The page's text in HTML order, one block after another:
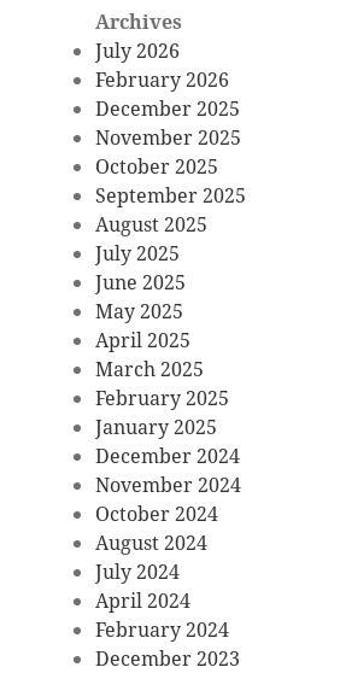
Archives
July 2026
February 2026
December 2025
November 2025
October 2025
September 2025
August 2025
July 2025
June 2025
May 2025
April 2025
March 2025
February 2025
January 2025
December 2024
November 2024
October 2024
August 2024
July 2024
April 2024
February 2024
December 2023